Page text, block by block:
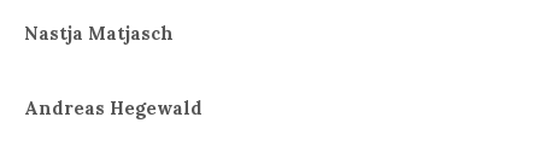
Nastja Matjasch
Andreas Hegewald